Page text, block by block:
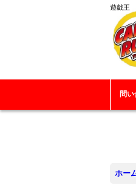
遊戯王
問
ホー